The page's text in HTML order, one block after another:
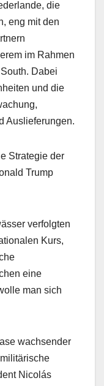
die
eng mit den
im Rahmen
Dabei
und die
Auslieferungen.
Strategie der
Trump
verfolgten
Kurs,
eine
man sich
wachsender
Nicolás